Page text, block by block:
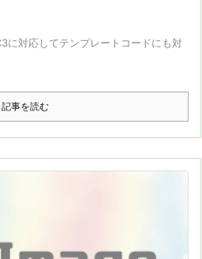
に対応してテンプレートコードにも対
記事を読む